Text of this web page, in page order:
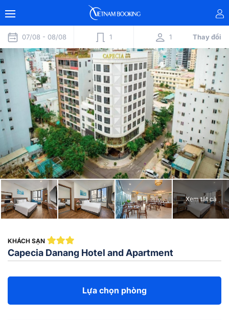
07/08 - 08/08 1 1 Thay đổi
Xem tất cả
KHÁCH SẠN
Capecia Danang Hotel and Apartment
Lựa chọn phòng